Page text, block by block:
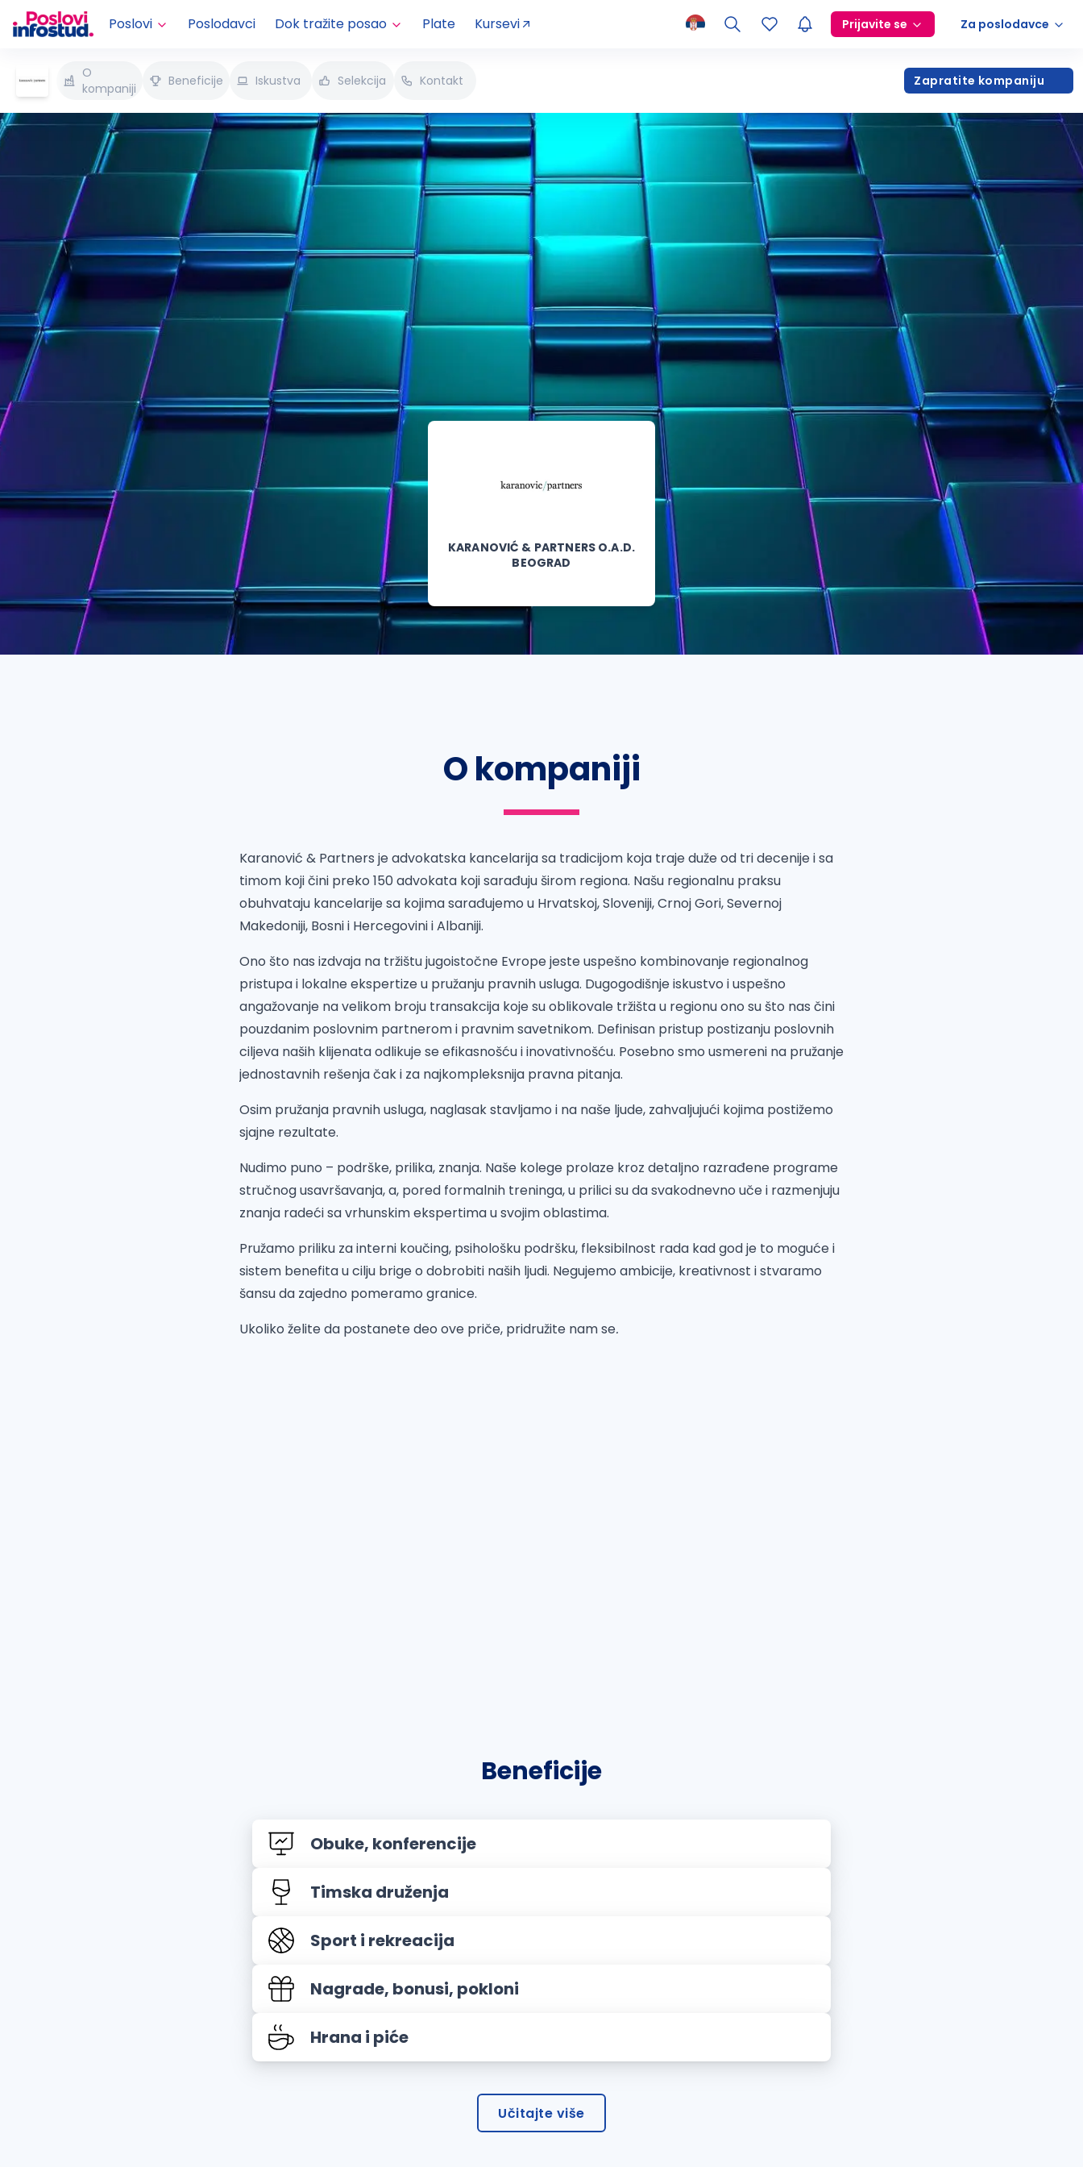
Poslovi Poslodavci Dok tražite posao Plate Kursevi Prijavite se Za poslodavce
O
kompaniji
Beneficije Iskustva Selekcija Kontakt Zapratite kompaniju
KARANOVIĆ & PARTNERS O.A.D.
BEOGRAD
O kompaniji
Karanović & Partners je advokatska kancelarija sa tradicijom koja traje duže od tri decenije i sa
timom koji čini preko 150 advokata koji sarađuju širom regiona. Našu regionalnu praksu
obuhvataju kancelarije sa kojima sarađujemo u Hrvatskoj, Sloveniji, Crnoj Gori, Severnoj
Makedoniji, Bosni i Hercegovini i Albaniji.
Ono što nas izdvaja na tržištu jugoistočne Evrope jeste uspešno kombinovanje regionalnog
pristupa i lokalne ekspertize u pružanju pravnih usluga. Dugogodišnje iskustvo i uspešno
angažovanje na velikom broju transakcija koje su oblikovale tržišta u regionu ono su što nas čini
pouzdanim poslovnim partnerom i pravnim savetnikom. Definisan pristup postizanju poslovnih
ciljeva naših klijenata odlikuje se efikasnošću i inovativnošću. Posebno smo usmereni na pružanje
jednostavnih rešenja čak i za najkompleksnija pravna pitanja.
Osim pružanja pravnih usluga, naglasak stavljamo i na naše ljude, zahvaljujući kojima postižemo
sjajne rezultate.
Nudimo puno – podrške, prilika, znanja. Naše kolege prolaze kroz detaljno razrađene programe
stručnog usavršavanja, a, pored formalnih treninga, u prilici su da svakodnevno uče i razmenjuju
znanja radeći sa vrhunskim ekspertima u svojim oblastima.
Pružamo priliku za interni koučing, psihološku podršku, fleksibilnost rada kad god je to moguće i
sistem benefita u cilju brige o dobrobiti naših ljudi. Negujemo ambicije, kreativnost i stvaramo
šansu da zajedno pomeramo granice.
Ukoliko želite da postanete deo ove priče, pridružite nam se.
Beneficije
Obuke, konferencije
Timska druženja
Sport i rekreacija
Nagrade, bonusi, pokloni
Hrana i piće
Učitajte više